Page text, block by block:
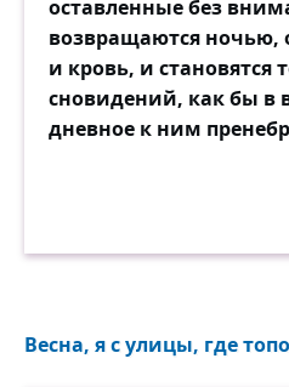
оставленные без
возвращаются ночью,
и кровь, и становятся
сновидений, как бы в
дневное к ним
Весна, я с улицы, где